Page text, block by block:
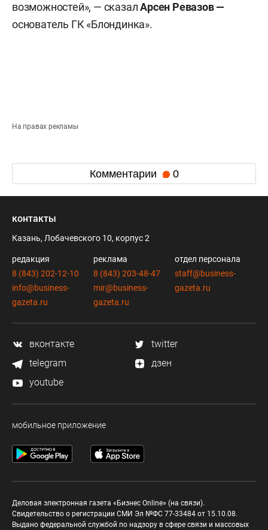
возможностей», — сказалАрсен Ревазов —
основатель ГК «Блондинка».
На правах рекламы
Комментарии 0
контакты
Казань, Лобачевского 10, корпус 2
редакция
8 (843) 202-12-10
info@business-
gazeta.ru
реклама
8 (843) 203-48-47
mir@business-
gazeta.ru
отдел персонала
staff@business-
gazeta.ru
вконтакте
twitter
telegram
дзен
youtube
мобильное приложение
Деловая электронная газета «Бизнес Online» (на связи).
Свидетельство о регистрации СМИ Эл №ФС 77-33484 от 15.10.08.
Выдано федеральной службой по надзору в сфере связи и массовых